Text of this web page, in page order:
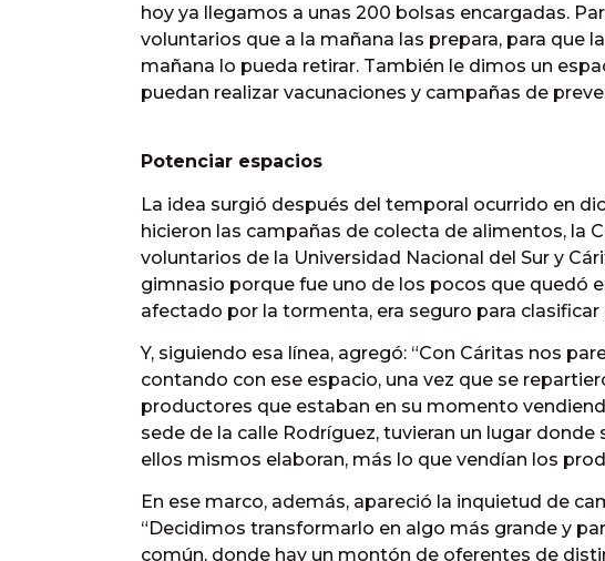
hoy ya llegamos a unas 200 bolsas encargadas.
voluntarios que a la mañana las prepara, para que
mañana lo pueda retirar. También le dimos un
puedan realizar vacunaciones y campañas de
Potenciar espacios
La idea surgió después del temporal ocurrido en
hicieron las campañas de colecta de alimentos, la
voluntarios de la Universidad Nacional del Sur y
gimnasio porque fue uno de los pocos que quedó
afectado por la tormenta, era seguro para clasificar
Y, siguiendo esa línea, agregó: “Con Cáritas nos
contando con ese espacio, una vez que se
productores que estaban en su momento
sede de la calle Rodríguez, tuvieran un lugar
ellos mismos elaboran, más lo que vendían los
En ese marco, además, apareció la inquietud de
“Decidimos transformarlo en algo más grande y
común, donde hay un montón de oferentes de